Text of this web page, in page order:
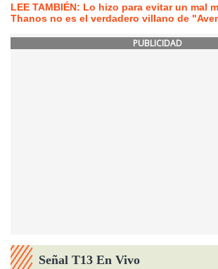
LEE TAMBIÉN: Lo hizo para evitar un mal
Thanos no es el verdadero villano de
PUBLICIDAD
Señal T13 En Vivo